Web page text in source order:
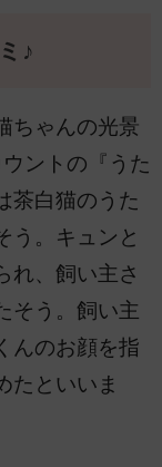
♪
ちゃんの光景
ントの『うた
茶白猫のうた
う。キュンと
れ、飼い主さ
そう。飼い主
んのお顔を指
たといいま